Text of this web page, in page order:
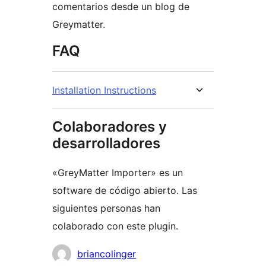
comentarios desde un blog de
Greymatter.
FAQ
Installation Instructions
Colaboradores y
desarrolladores
«GreyMatter Importer» es un
software de código abierto. Las
siguientes personas han
colaborado con este plugin.
Colaboradores
briancolinger